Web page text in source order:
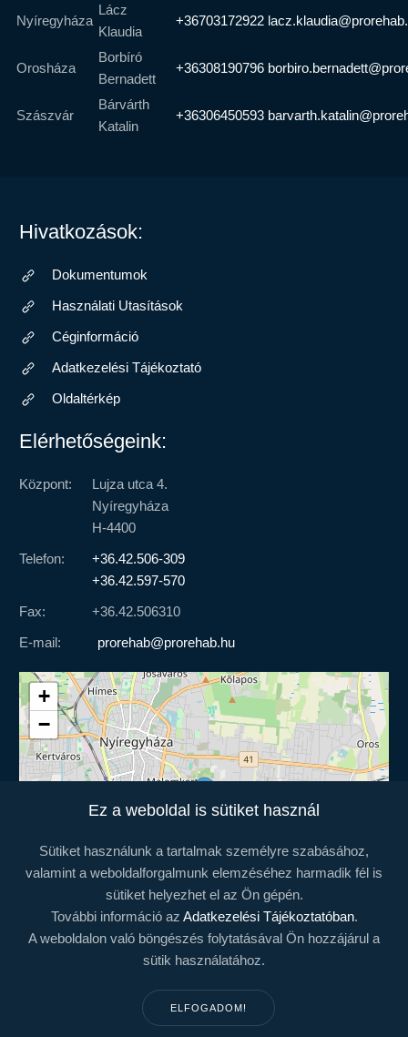
Ez a weboldal is sütiket használ
Sütiket használunk a tartalmak személyre szabásához,
valamint a weboldalforgalmunk elemzéséhez harmadik fél is
sütiket helyezhet el az Ön gépén.
További információ az Adatkezelési Tájékoztatóban.
A weboldalon való böngészés folytatásával Ön hozzájárul a
sütik használatához.
ELFOGADOM!
Nyíregyháza
Lácz
Klaudia
+36703172922
Orosháza
Borbíró
Bernadett
+36308190796
Szászvár
Bárvárth
Katalin
+36306450593
Hivatkozások:
Dokumentumok
Használati Utasítások
Céginformáció
Adatkezelési Tájékoztató
Oldaltérkép
Elérhetőségeink:
Központ:
Lujza utca 4.
Nyíregyháza
H-4400
Telefon:
+36.42.506-309
+36.42.597-570
Fax:
+36.42.506310
E-mail:
prorehab@prorehab.hu
+
−
OpenStreetMap
© Pro-Team Nonprofit Kft.